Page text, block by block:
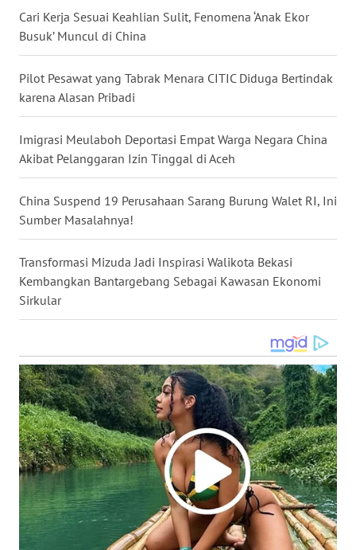
Cari Kerja Sesuai Keahlian Sulit, Fenomena ‘Anak Ekor
Busuk’ Muncul di China
Pilot Pesawat yang Tabrak Menara CITIC Diduga Bertindak
karena Alasan Pribadi
Imigrasi Meulaboh Deportasi Empat Warga Negara China
Akibat Pelanggaran Izin Tinggal di Aceh
China Suspend 19 Perusahaan Sarang Burung Walet RI, Ini
Sumber Masalahnya!
Transformasi Mizuda Jadi Inspirasi Walikota Bekasi
Kembangkan Bantargebang Sebagai Kawasan Ekonomi
Sirkular
WN
NUSANTARA
WN
JOGJA
WN
JATIM
WN
BALI
WN
WN
KALTARA
WN
KALSEL
WN
KALTIM